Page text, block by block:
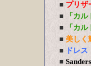
■ プリザ
■
「カ
■
「カ
■ 美しく
■
ドレ
■